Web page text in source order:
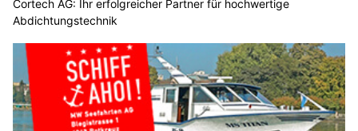
Cortech AG: Ihr erfolgreicher Partner für hochwertige
Abdichtungstechnik